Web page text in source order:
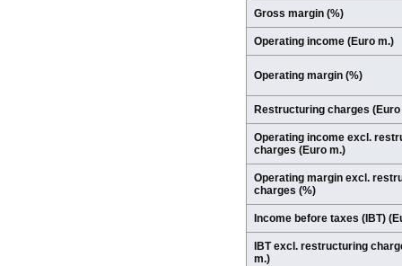
Gross margin (%)
Operating income (Euro m.)
Operating margin (%)
Restructuring charges (Euro
Operating income excl.
charges (Euro m.)
Operating margin excl.
charges (%)
Income before taxes (IBT)
IBT excl. restructuring
m.)